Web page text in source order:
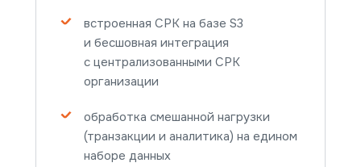
обработка смешанной нагрузки
(транзакции и аналитика) на едином
наборе данных
встроенная СРК на базе S3
и бесшовная интеграция
с централизованными СРК
организации